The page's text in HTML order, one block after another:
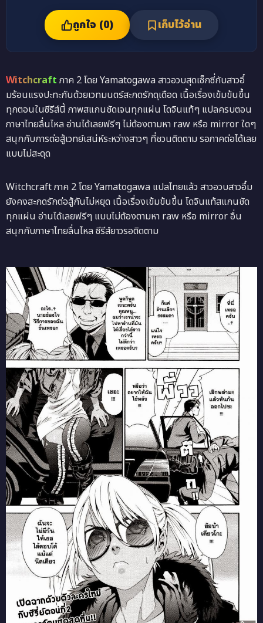
ถูกใจ (0) เก็บไว้อ่าน
Witchcraft ภาค 2 โดย Yamatogawa สาวอวบสุดเซ็กซี่กับสาวอึ๋
มร้อนแรงปะทะกันด้วยเวทมนตร์สะกดรักดุเดือด เนื้อเรื่องเข้มข้นขึ้น
ทุกตอนในซีรีส์นี้ ภาพสแกนชัดเจนทุกแผ่น โดจินแท้ๆ แปลครบตอน
ภาษาไทยลื่นไหล อ่านได้เลยฟรีๆ ไม่ต้องตามหา raw หรือ mirror ใดๆ
สนุกกับการต่อสู้เวทย์เสน่ห์ระหว่างสาวๆ ที่ชวนติดตาม รอภาคต่อได้เลย
แบบไม่สะดุด
Witchcraft ภาค 2 โดย Yamatogawa แปลไทยแล้ว สาวอวบสาวอึ๋ม
ยังคงสะกดรักต่อสู้กันไม่หยุด เนื้อเรื่องเข้มข้นขึ้น โดจินแท้สแกนชัด
ทุกแผ่น อ่านได้เลยฟรีๆ แบบไม่ต้องตามหา raw หรือ mirror อื่น
สนุกกับภาษาไทยลื่นไหล ซีรีส์ยาวรอติดตาม